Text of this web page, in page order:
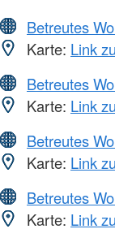
Betreutes
Karte: Link
Betreutes
Karte: Link
Betreutes
Karte: Link
Betreutes
Karte: Link